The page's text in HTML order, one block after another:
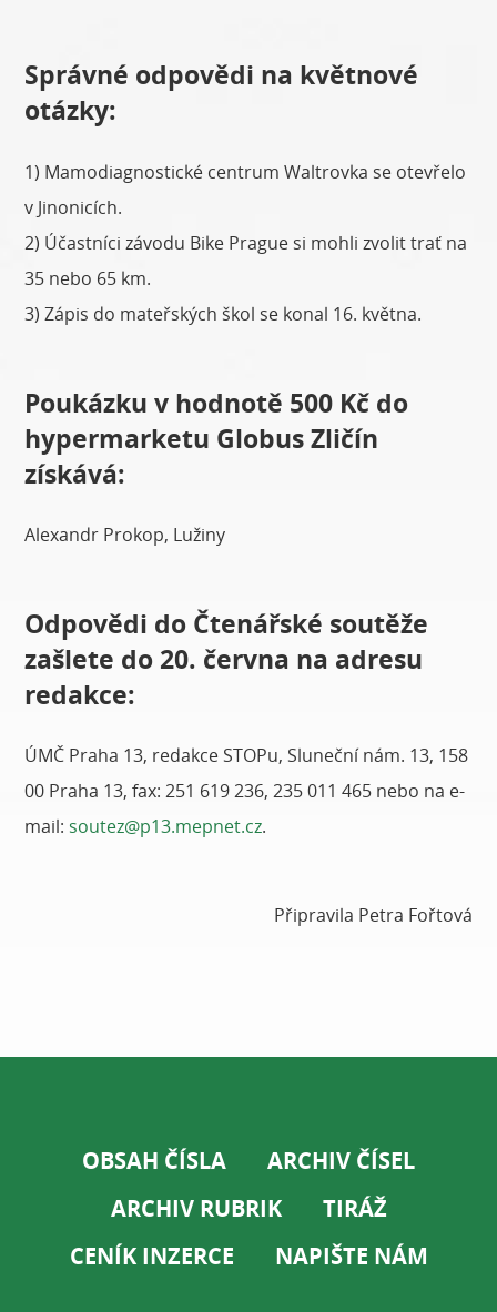
Správné odpovědi na květnové
otázky:
1) Mamodiagnostické centrum Waltrovka se otevřelo
v Jinonicích.
2) Účastníci závodu Bike Prague si mohli zvolit trať na
35 nebo 65 km.
3) Zápis do mateřských škol se konal 16. května.
Poukázku v hodnotě 500 Kč do
hypermarketu Globus Zličín
získává:
Alexandr Prokop, Lužiny
Odpovědi do Čtenářské soutěže
zašlete do 20. června na adresu
redakce:
ÚMČ Praha 13, redakce STOPu, Sluneční nám. 13, 158
00 Praha 13, fax: 251 619 236, 235 011 465 nebo na e-
mail: soutez@p13.mepnet.cz.
Připravila Petra Fořtová
OBSAH ČÍSLA
ARCHIV ČÍSEL
ARCHIV RUBRIK
TIRÁŽ
CENÍK INZERCE
NAPIŠTE NÁM